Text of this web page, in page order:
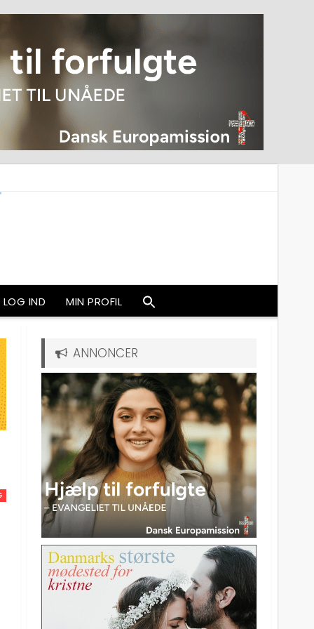
LOG IND MIN PROFIL
ANNONCER